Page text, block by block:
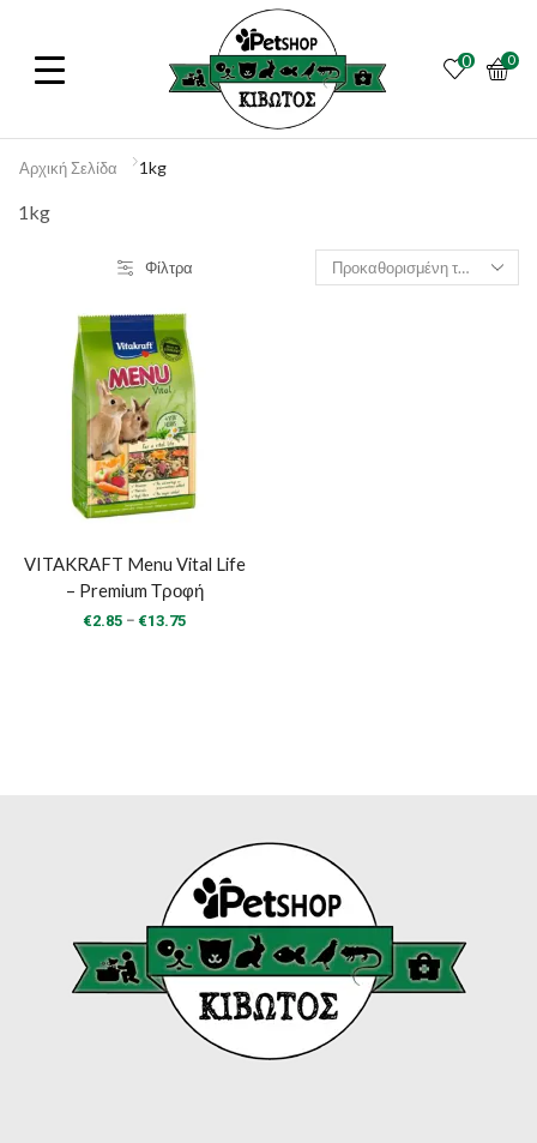
0 0
Αρχική Σελίδα 1kg
1kg
Φίλτρα
VITAKRAFT Menu Vital Life
– Premium Τροφή
€2.85 – €13.75Price